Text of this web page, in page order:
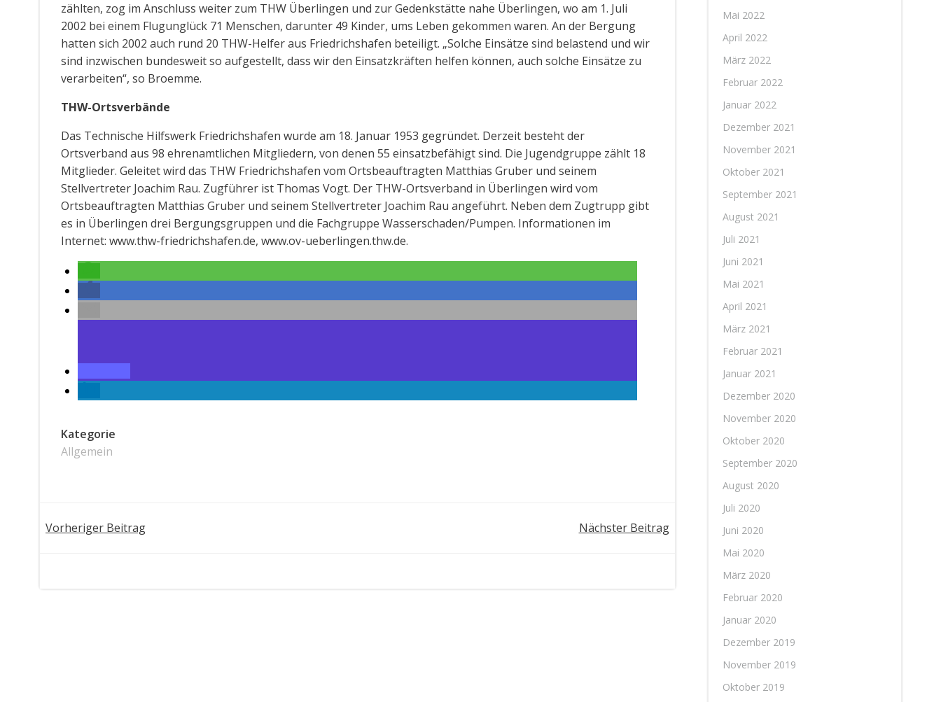
zählten, zog im Anschluss weiter zum THW Überlingen und zur Gedenkstätte nahe Überlingen, wo am 1. Juli
2002 bei einem Flugunglück 71 Menschen, darunter 49 Kinder, ums Leben gekommen waren. An der Bergung
hatten sich 2002 auch rund 20 THW-Helfer aus Friedrichshafen beteiligt. „Solche Einsätze sind belastend und wir
sind inzwischen bundesweit so aufgestellt, dass wir den Einsatzkräften helfen können, auch solche Einsätze zu
verarbeiten“, so Broemme.
THW-Ortsverbände
Das Technische Hilfswerk Friedrichshafen wurde am 18. Januar 1953 gegründet. Derzeit besteht der
Ortsverband aus 98 ehrenamtlichen Mitgliedern, von denen 55 einsatzbefähigt sind. Die Jugendgruppe zählt 18
Mitglieder. Geleitet wird das THW Friedrichshafen vom Ortsbeauftragten Matthias Gruber und seinem
Stellvertreter Joachim Rau. Zugführer ist Thomas Vogt. Der THW-Ortsverband in Überlingen wird vom
Ortsbeauftragten Matthias Gruber und seinem Stellvertreter Joachim Rau angeführt. Neben dem Zugtrupp gibt
es in Überlingen drei Bergungsgruppen und die Fachgruppe Wasserschaden/Pumpen. Informationen im
Internet: www.thw-friedrichshafen.de, www.ov-ueberlingen.thw.de.
Kategorie
Allgemein
Post
Vorheriger Beitrag Nächster Beitrag
Mai 2022
April 2022
März 2022
Februar 2022
Januar 2022
Dezember 2021
November 2021
Oktober 2021
September 2021
August 2021
Juli 2021
Juni 2021
Mai 2021
April 2021
März 2021
Februar 2021
Januar 2021
Dezember 2020
November 2020
Oktober 2020
September 2020
August 2020
Juli 2020
Juni 2020
Mai 2020
März 2020
Februar 2020
Januar 2020
Dezember 2019
November 2019
Oktober 2019